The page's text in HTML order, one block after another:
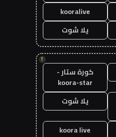
kooralive
يلا شوت
!
كورة ستار -
koora-star
يلا شوت
koora live